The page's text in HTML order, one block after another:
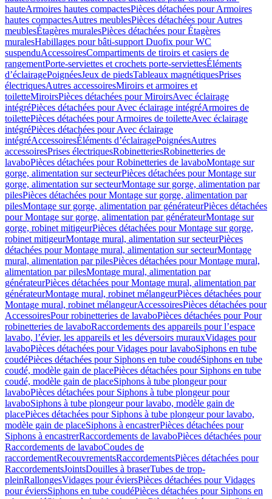
hauteArmoires hautes compactesPièces détachées pour Armoires
hautes compactesAutres meublesPièces détachées pour Autres
meublesÉtagères muralesPièces détachées pour Étagères
muralesHabillages pour bâti-support Duofix pour WC
suspenduAccessoiresCompartiments de tiroirs et casiers de
rangementPorte-serviettes et crochets porte-serviettesÉléments
d’éclairagePoignéesJeux de piedsTableaux magnétiquesPrises
électriquesAutres accessoiresMiroirs et armoires et
toiletteMiroirsPièces détachées pour MiroirsAvec éclairage
intégréPièces détachées pour Avec éclairage intégréArmoires de
toilettePièces détachées pour Armoires de toiletteAvec éclairage
intégréPièces détachées pour Avec éclairage
intégréAccessoiresÉléments d’éclairagePoignéesAutres
accessoiresPrises électriquesRobinetteriesRobinetteries de
lavaboPièces détachées pour Robinetteries de lavaboMontage sur
gorge, alimentation sur secteurPièces détachées pour Montage sur
gorge, alimentation sur secteurMontage sur gorge, alimentation par
pilesPièces détachées pour Montage sur gorge, alimentation par
pilesMontage sur gorge, alimentation par générateurPièces détachées
pour Montage sur gorge, alimentation par générateurMontage sur
gorge, robinet mitigeurPièces détachées pour Montage sur gorge,
robinet mitigeurMontage mural, alimentation sur secteurPièces
détachées pour Montage mural, alimentation sur secteurMontage
mural, alimentation par pilesPièces détachées pour Montage mural,
alimentation par pilesMontage mural, alimentation par
générateurPièces détachées pour Montage mural, alimentation par
générateurMontage mural, robinet mélangeurPièces détachées pour
Montage mural, robinet mélangeurAccessoiresPièces détachées pour
AccessoiresPour robinetteries de lavaboPièces détachées pour Pour
robinetteries de lavaboRaccordements des appareils pour l’espace
lavabo, l’évier, les appareils et les déversoirs murauxVidages pour
lavaboPièces détachées pour Vidages pour lavaboSiphons en tube
coudéPièces détachées pour Siphons en tube coudéSiphons en tube
coudé, modèle gain de placePièces détachées pour Siphons en tube
coudé, modèle gain de placeSiphons à tube plongeur pour
lavaboPièces détachées pour Siphons à tube plongeur pour
lavaboSiphons à tube plongeur pour lavabo, modèle gain de
placePièces détachées pour Siphons à tube plongeur pour lavabo,
modèle gain de placeSiphons à encastrerPièces détachées pour
Siphons à encastrerRaccordements de lavaboPièces détachées pour
Raccordements de lavaboCoudes de
raccordementRecouvrementsRaccordementsPièces détachées pour
RaccordementsJointsDouilles à braserTubes de trop-
pleinRallongesVidages pour éviersPièces détachées pour Vidages
pour éviersSiphons en tube coudéPièces détachées pour Siphons en